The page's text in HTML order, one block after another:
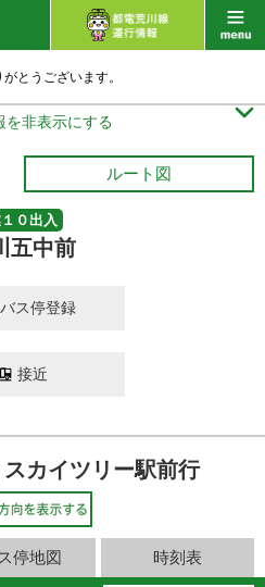
とうございます。
を非表示にする 
ルート図
０出入
五中前
ス停登録
接近
カイツリー駅前行
停地図 時刻表